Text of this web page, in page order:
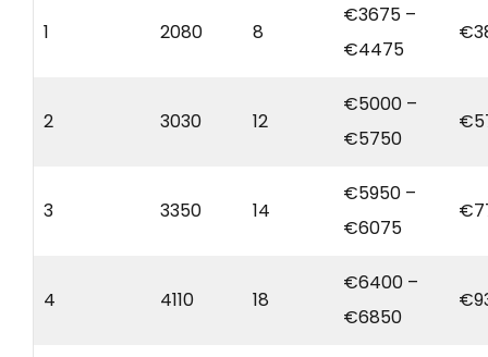
1 2080 8
€3675 –
€4475
2 3030 12
€5000 –
€5750
3 3350 14
€5950 –
€6075
4 4110 18
€6400 –
€6850